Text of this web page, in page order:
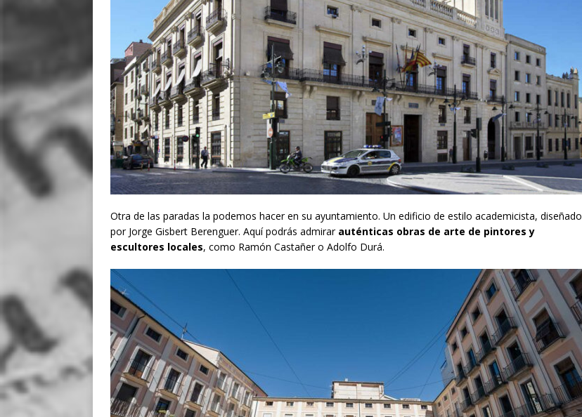
Otra de las paradas la podemos hacer en su ayuntamiento. Un edificio de estilo academicista, diseñado
por Jorge Gisbert Berenguer. Aquí podrás admirarauténticas obras de arte de pintores y
escultores locales, como Ramón Castañer o Adolfo Durá.